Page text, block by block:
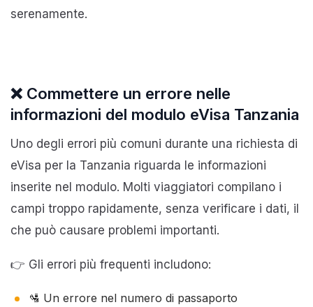
serenamente.
❌ Commettere un errore nelle
informazioni del modulo eVisa Tanzania
Uno degli errori più comuni durante una richiesta di
eVisa per la Tanzania riguarda le informazioni
inserite nel modulo. Molti viaggiatori compilano i
campi troppo rapidamente, senza verificare i dati, il
che può causare problemi importanti.
👉 Gli errori più frequenti includono:
🛂 Un errore nel numero di passaporto